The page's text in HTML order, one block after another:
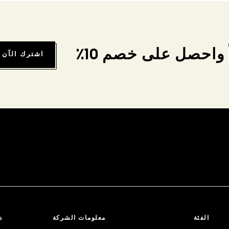
على خصم 10٪ اشترك الآن
الفئة معلومات الشركة